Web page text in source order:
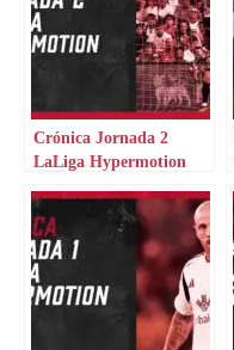
Crónica Jornada 2
LaLiga Hypermotion